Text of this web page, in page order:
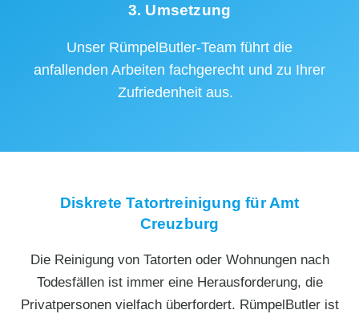
3. Umsetzung
Unser RümpelButler-Team führt die
anfallenden Arbeiten fachgerecht und zu Ihrer
Zufriedenheit aus.
Diskrete Tatortreinigung für Amt
Creuzburg
Die Reinigung von Tatorten oder Wohnungen nach
Todesfällen ist immer eine Herausforderung, die
Privatpersonen vielfach überfordert. RümpelButler ist